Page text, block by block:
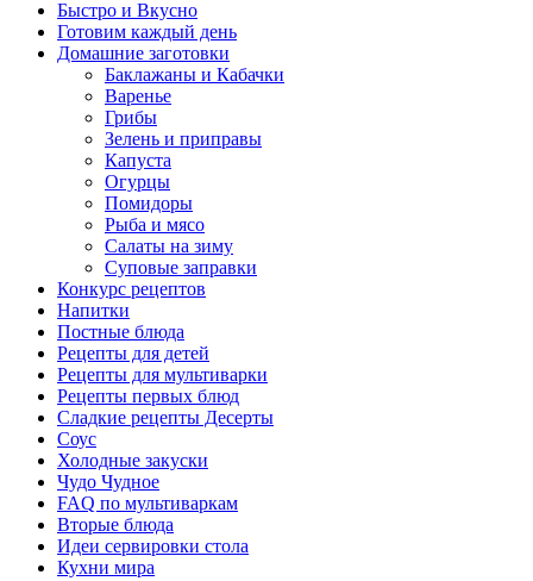
Быстро и Вкусно
Готовим каждый день
Домашние заготовки
Баклажаны и Кабачки
Варенье
Грибы
Зелень и приправы
Капуста
Огурцы
Помидоры
Рыба и мясо
Салаты на зиму
Суповые заправки
Конкурс рецептов
Напитки
Постные блюда
Рецепты для детей
Рецепты для мультиварки
Рецепты первых блюд
Сладкие рецепты Десерты
Соус
Холодные закуски
Чудо Чудное
FAQ по мультиваркам
Вторые блюда
Идеи сервировки стола
Кухни мира